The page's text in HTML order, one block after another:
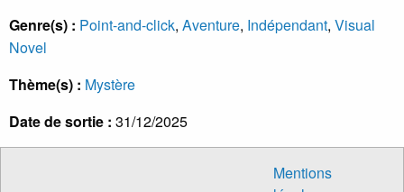
Genre(s) : Point-and-click, Aventure, Indépendant, Visual
Novel
Thème(s) : Mystère
Date de sortie : 31/12/2025
Mentions